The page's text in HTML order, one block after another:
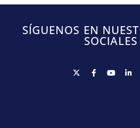
SÍGUENOS EN
SOCIALES